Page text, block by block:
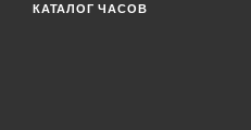
КАТАЛОГ ЧАСОВ